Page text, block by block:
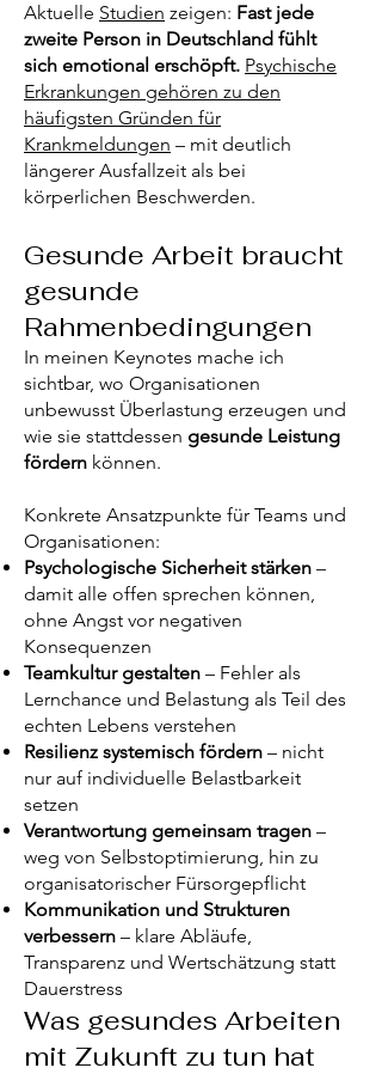
Aktuelle Studien zeigen: Fast jede
zweite Person in Deutschland fühlt
sich emotional erschöpft. Psychische
Erkrankungen gehören zu den
häufigsten Gründen für
Krankmeldungen – mit deutlich
längerer Ausfallzeit als bei
körperlichen Beschwerden.
Gesunde Arbeit braucht
gesunde
Rahmenbedingungen
In meinen Keynotes mache ich
sichtbar, wo Organisationen
unbewusst Überlastung erzeugen und
wie sie stattdessen gesunde Leistung
fördern können.
Konkrete Ansatzpunkte für Teams und
Organisationen:
Psychologische Sicherheit stärken –
damit alle offen sprechen können,
ohne Angst vor negativen
Konsequenzen
Teamkultur gestalten – Fehler als
Lernchance und Belastung als Teil des
echten Lebens verstehen
Resilienz systemisch fördern – nicht
nur auf individuelle Belastbarkeit
setzen
Verantwortung gemeinsam tragen –
weg von Selbstoptimierung, hin zu
organisatorischer Fürsorgepflicht
Kommunikation und Strukturen
verbessern – klare Abläufe,
Transparenz und Wertschätzung statt
Dauerstress
Was gesundes Arbeiten
mit Zukunft zu tun hat